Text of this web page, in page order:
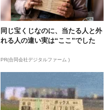
同じ宝くじなのに、当たる人と外
れる人の違い実は“ここ”でした
PR(合同会社デジタルファーム )